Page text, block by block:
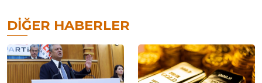
DIĞER HABERLER